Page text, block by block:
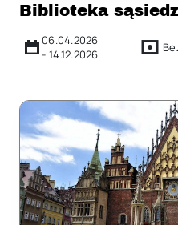
Biblioteka
06.04.2026
- 14.12.2026